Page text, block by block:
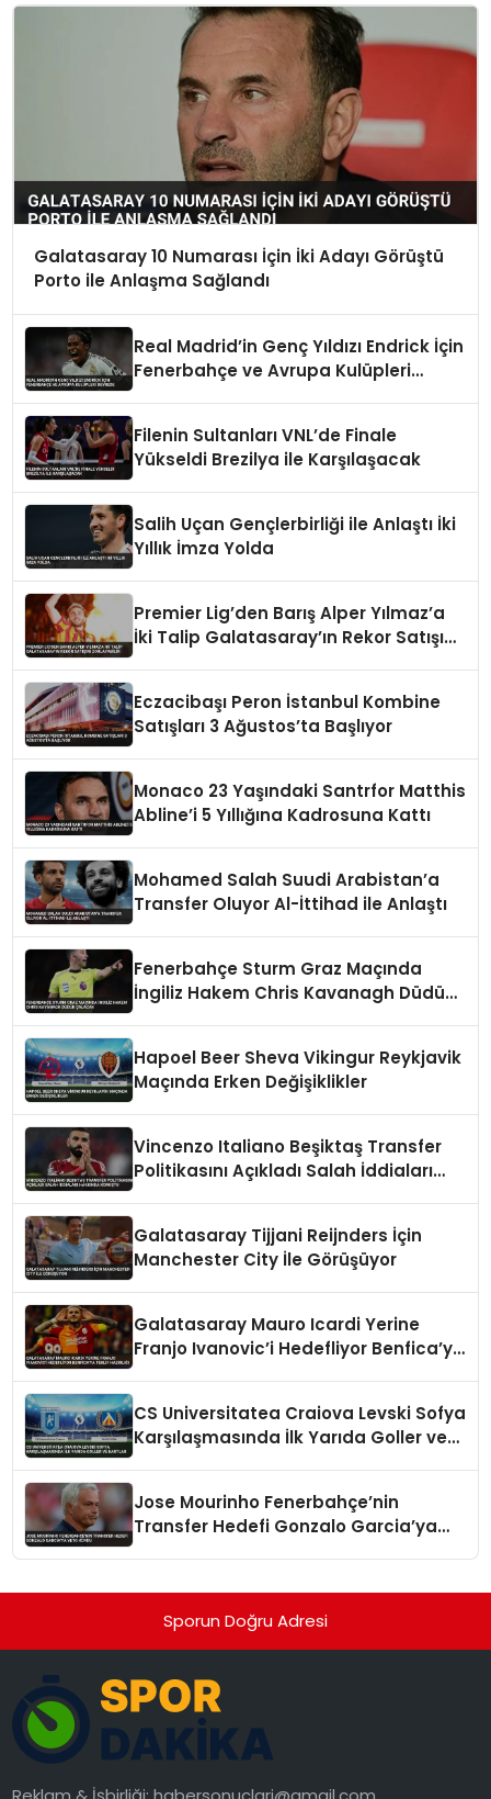
Galatasaray 10 Numarası İçin İki Adayı Görüştü
Porto ile Anlaşma Sağlandı
Real Madrid’in Genç Yıldızı Endrick İçin
Fenerbahçe ve Avrupa Kulüpleri
Filenin Sultanları VNL’de Finale
Yükseldi Brezilya ile Karşılaşacak
Salih Uçan Gençlerbirliği ile Anlaştı İki
Yıllık İmza Yolda
Premier Lig’den Barış Alper Yılmaz’a
İki Talip Galatasaray’ın Rekor Satışını
Eczacibaşı Peron İstanbul Kombine
Satışları 3 Ağustos’ta Başlıyor
Monaco 23 Yaşındaki Santrfor Matthis
Abline’i 5 Yıllığına Kadrosuna Kattı
Mohamed Salah Suudi Arabistan’a
Transfer Oluyor Al-İttihad ile Anlaştı
Fenerbahçe Sturm Graz Maçında
İngiliz Hakem Chris Kavanagh Düdük
Hapoel Beer Sheva Vikingur Reykjavik
Maçında Erken Değişiklikler
Vincenzo Italiano Beşiktaş Transfer
Politikasını Açıkladı Salah İddiaları
Galatasaray Tijjani Reijnders İçin
Manchester City İle Görüşüyor
Galatasaray Mauro Icardi Yerine
Franjo Ivanovic’i Hedefliyor Benfica’ya
CS Universitatea Craiova Levski Sofya
Karşılaşmasında İlk Yarıda Goller ve
Jose Mourinho Fenerbahçe’nin
Transfer Hedefi Gonzalo Garcia’ya
Sporun Doğru Adresi